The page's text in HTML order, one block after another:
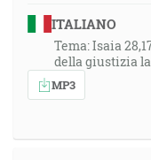
ITALIANO
Tema: Isaia
della giustizia
MP3